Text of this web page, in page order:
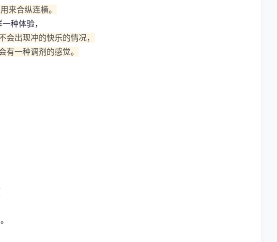
来合纵连横。
种体验，
出现冲的快乐的情况，
一种调剂的感觉。